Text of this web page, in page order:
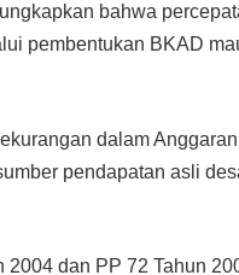
bahwa
pembentukan BKAD
dalam
pendapatan asli
2004 dan PP 72 Tahun